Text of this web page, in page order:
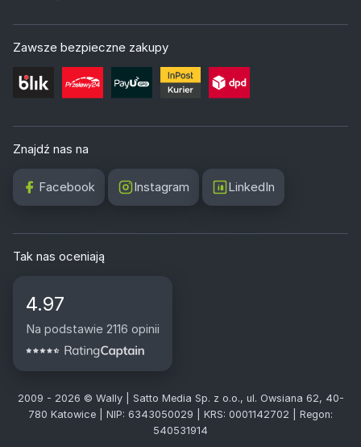
Zawsze bezpieczne zakupy
Znajdź nas na
Facebook Instagram LinkedIn
Tak nas oceniają
4.97
Na podstawie 2116 opinii
2009 - 2026 © Wally | Satto Media Sp. z o.o., ul. Owsiana 62, 40-
780 Katowice | NIP: 6343050029 | KRS: 0001142702 | Regon:
540531914